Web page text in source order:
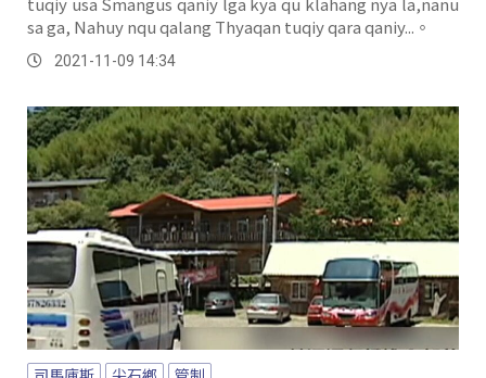
sa ga, Nahuy nqu qalang Thyaqan tuqiy qara qaniy...。
2021-11-09 14:34